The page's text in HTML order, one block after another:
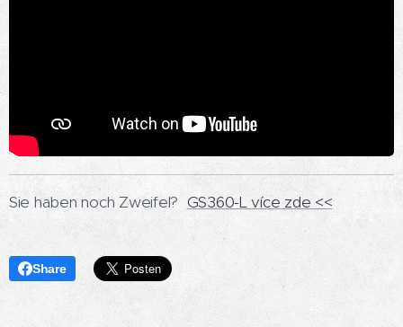
Sie haben noch Zweifel? GS360-L více zde <<
Share